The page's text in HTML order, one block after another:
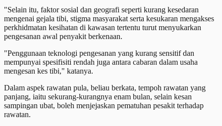
"Selain itu, faktor sosial dan geografi seperti kurang kesedaran
mengenai gejala tibi, stigma masyarakat serta kesukaran mengakses
perkhidmatan kesihatan di kawasan tertentu turut menyukarkan
pengesanan awal penyakit berkenaan.
"Penggunaan teknologi pengesanan yang kurang sensitif dan
mempunyai spesifisiti rendah juga antara cabaran dalam usaha
mengesan kes tibi," katanya.
Dalam aspek rawatan pula, beliau berkata, tempoh rawatan yang
panjang, iaitu sekurang-kurangnya enam bulan, selain kesan
sampingan ubat, boleh menjejaskan pematuhan pesakit terhadap
rawatan.